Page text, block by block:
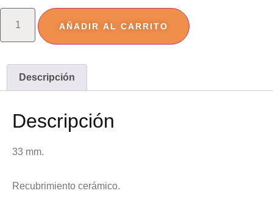
AÑADIR AL CARRITO
Descripción
Descripción
33 mm.
Recubrimiento cerámico.